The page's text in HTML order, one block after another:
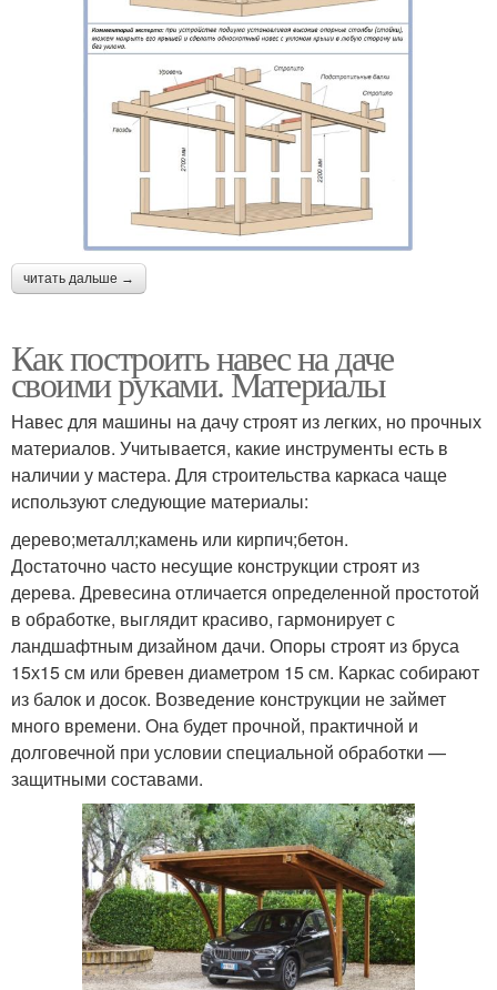
читать дальше →
Как построить навес на даче
своими руками. Материалы
Навес для машины на дачу строят из легких, но прочных
материалов. Учитывается, какие инструменты есть в
наличии у мастера. Для строительства каркаса чаще
используют следующие материалы:
дерево;металл;камень или кирпич;бетон.
Достаточно часто несущие конструкции строят из
дерева. Древесина отличается определенной простотой
в обработке, выглядит красиво, гармонирует с
ландшафтным дизайном дачи. Опоры строят из бруса
15х15 см или бревен диаметром 15 см. Каркас собирают
из балок и досок. Возведение конструкции не займет
много времени. Она будет прочной, практичной и
долговечной при условии специальной обработки —
защитными составами.